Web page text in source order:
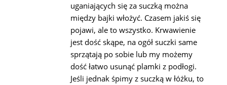
uganiających się za suczką można
między bajki włożyć. Czasem jakiś się
pojawi, ale to wszystko. Krwawienie
jest dość skąpe, na ogół suczki same
sprzątają po sobie lub my możemy
dość łatwo usunąć plamki z podłogi.
Jeśli jednak śpimy z suczką w łóżku, to